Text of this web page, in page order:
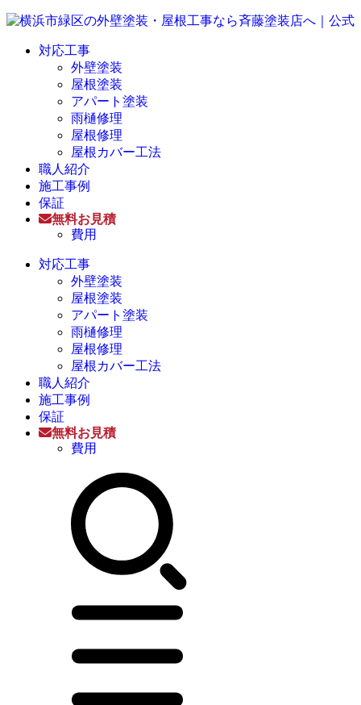
対応工事
外壁塗装
屋根塗装
アパート塗装
雨樋修理
屋根修理
屋根カバー工法
職人紹介
施工事例
保証
無料お見積
費用
対応工事
外壁塗装
屋根塗装
アパート塗装
雨樋修理
屋根修理
屋根カバー工法
職人紹介
施工事例
保証
無料お見積
費用